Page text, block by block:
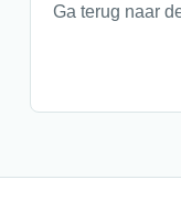
Ga terug naar